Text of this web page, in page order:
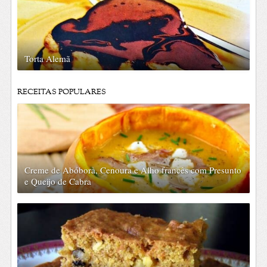
Torta Alemã
RECEITAS POPULARES
Creme de Abóbora, Cenoura e Alho francês com Presunto
e Queijo de Cabra